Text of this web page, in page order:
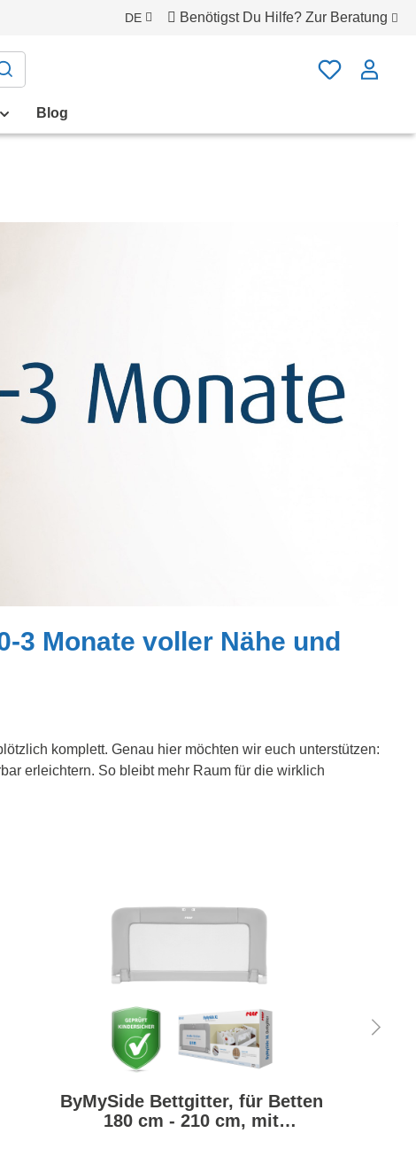
DE Benötigst Du Hilfe? Zur Beratung
Blog
3 Monate voller Nähe und
komplett. Genau hier möchten wir euch unterstützen:
erleichtern. So bleibt mehr Raum für die wirklich
ByMySide Bettgitter, für Betten
180 cm - 210 cm, mit